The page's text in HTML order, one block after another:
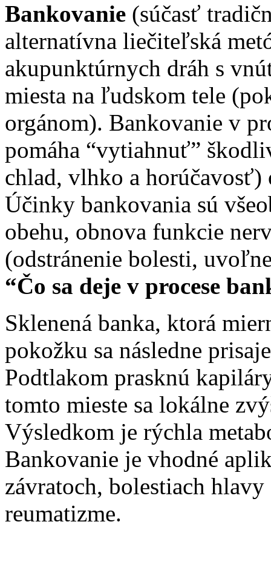
Bankovanie (súčasť
alternatívna liečiteľská
akupunktúrnych dráh s
miesta na ľudskom tele
orgánom). Bankovanie v
pomáha “vytiahnuť”
chlad, vlhko a
Účinky bankovania sú
obehu, obnova funkcie
(odstránenie bolesti,
“Čo sa deje v procese
Sklenená banka, ktorá
pokožku sa následne
Podtlakom prasknú
tomto mieste sa lokálne
Výsledkom je rýchla
Bankovanie je vhodné
závratoch, bolestiach
reumatizme.